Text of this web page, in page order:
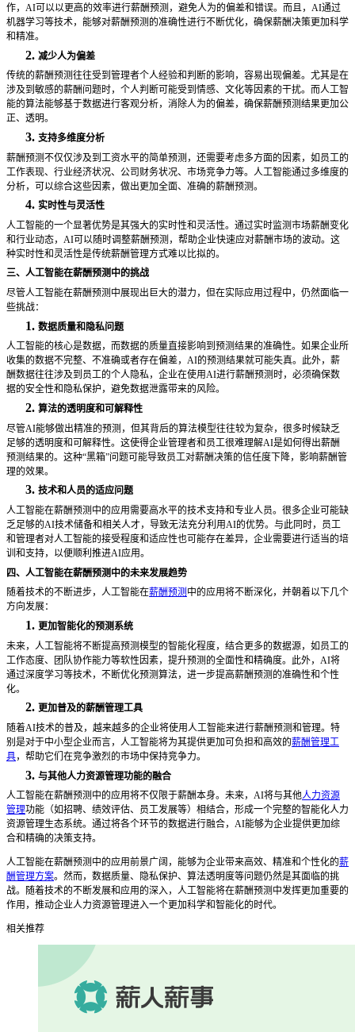
作， AI可以以更高的效率进行薪酬预测，避免人为的偏差和错误。而且，AI通过
机器学习等技术，能够对薪酬预测的准确性进行不断优化，确保薪酬决策更加科学
和精准。
2. 减少人为偏差
传统的薪酬预测往往受到管理者个人经验和判断的影响，容易出现偏差。尤其是在
涉及到敏感的薪酬问题时，个人判断可能受到情感、文化等因素的干扰。而人工智
能的算法能够基于数据进行客观分析，消除人为的偏差，确保薪酬预测结果更加公
正、透明。
3. 支持多维度分析
薪酬预测不仅仅涉及到工资水平的简单预测，还需要考虑多方面的因素，如员工的
工作表现、行业经济状况、公司财务状况、市场竞争力等。人工智能通过多维度的
分析，可以综合这些因素，做出更加全面、准确的薪酬预测。
4. 实时性与灵活性
人工智能的一个显著优势是其强大的实时性和灵活性。通过实时监测市场薪酬变化
和行业动态， AI可以随时调整薪酬预测，帮助企业快速应对薪酬市场的波动。这
种实时性和灵活性是传统薪酬管理方式难以比拟的。
三、人工智能在薪酬预测中的挑战
尽管人工智能在薪酬预测中展现出巨大的潜力，但在实际应用过程中，仍然面临一
些挑战：
1. 数据质量和隐私问题
人工智能的核心是数据，而数据的质量直接影响到预测结果的准确性。如果企业所
收集的数据不完整、不准确或者存在偏差， AI的预测结果就可能失真。此外，薪
酬数据往往涉及到员工的个人隐私，企业在使用AI进行薪酬预测时，必须确保数
据的安全性和隐私保护，避免数据泄露带来的风险。
2. 算法的透明度和可解释性
尽管AI能够做出精准的预测，但其背后的算法模型往往较为复杂，很多时候缺乏
足够的透明度和可解释性。这使得企业管理者和员工很难理解AI是如何得出薪酬
预测结果的。这种“黑箱”问题可能导致员工对薪酬决策的信任度下降，影响薪酬管
理的效果。
3. 技术和人员的适应问题
人工智能在薪酬预测中的应用需要高水平的技术支持和专业人员。很多企业可能缺
乏足够的AI技术储备和相关人才，导致无法充分利用AI的优势。与此同时，员工
和管理者对人工智能的接受程度和适应性也可能存在差异，企业需要进行适当的培
训和支持，以便顺利推进AI应用。
四、人工智能在薪酬预测中的未来发展趋势
随着技术的不断进步，人工智能在薪酬预测 中的应用将不断深化，并朝着以下几个
方向发展：
1. 更加智能化的预测系统
未来，人工智能将不断提高预测模型的智能化程度，结合更多的数据源，如员工的
工作态度、团队协作能力等软性因素，提升预测的全面性和精确度。此外， AI将
通过深度学习等技术，不断优化预测算法，进一步提高薪酬预测的准确性和个性
化。
2. 更加普及的薪酬管理工具
随着AI技术的普及，越来越多的企业将使用人工智能来进行薪酬预测和管理。特
别是对于中小型企业而言，人工智能将为其提供更加可负担和高效的薪酬管理工
具，帮助它们在竞争激烈的市场中保持竞争力。
3. 与其他人力资源管理功能的融合
人工智能在薪酬预测中的应用将不仅限于薪酬本身。未来， AI将与其他人力资源
管理功能（如招聘、绩效评估、员工发展等）相结合，形成一个完整的智能化人力
资源管理生态系统。通过将各个环节的数据进行融合，AI能够为企业提供更加综
合和精确的决策支持。
人工智能在薪酬预测中的应用前景广阔，能够为企业带来高效、精准和个性化的薪
酬管理方案。然而，数据质量、隐私保护、算法透明度等问题仍然是其面临的挑
战。随着技术的不断发展和应用的深入，人工智能将在薪酬预测中发挥更加重要的
作用，推动企业人力资源管理进入一个更加科学和智能化的时代。
相关推荐